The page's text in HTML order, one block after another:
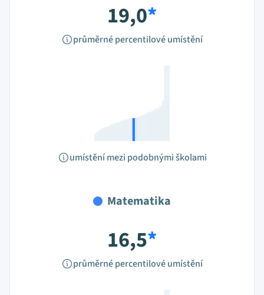
19,0*
průměrné percentilové umístění
umístění mezi podobnými školami
Matematika
16,5*
průměrné percentilové umístění